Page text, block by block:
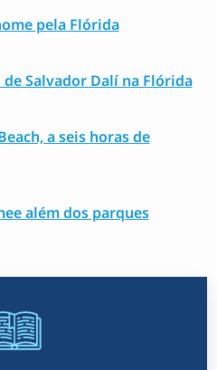
pela Flórida
Salvador Dalí na Flórida
a seis horas de
além dos parques